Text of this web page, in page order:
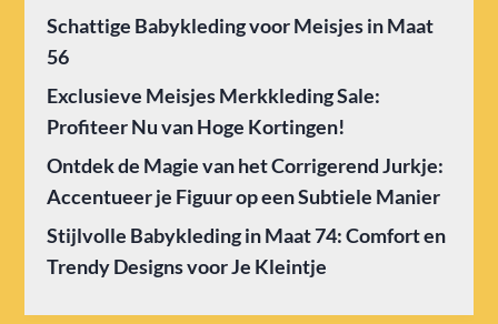
Schattige Babykleding voor Meisjes in Maat
56
Exclusieve Meisjes Merkkleding Sale:
Profiteer Nu van Hoge Kortingen!
Ontdek de Magie van het Corrigerend Jurkje:
Accentueer je Figuur op een Subtiele Manier
Stijlvolle Babykleding in Maat 74: Comfort en
Trendy Designs voor Je Kleintje